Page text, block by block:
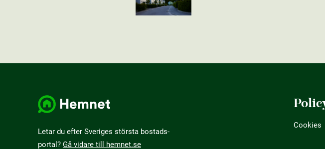
Letar du efter Sveriges största bostads­
portal? Gå vidare till hemnet.se
Cookies